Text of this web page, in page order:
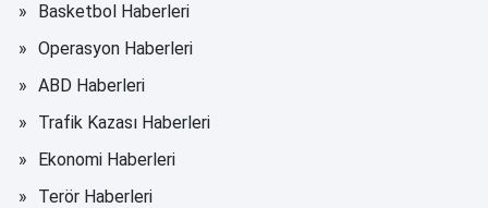
Basketbol Haberleri
Operasyon Haberleri
ABD Haberleri
Trafik Kazası Haberleri
Ekonomi Haberleri
Terör Haberleri